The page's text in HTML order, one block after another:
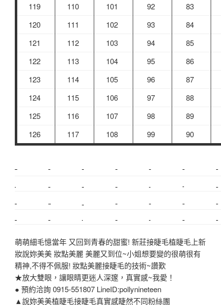
119
110 101 92
83
120
111 102 93
84
121
112 103 94
85
122
113 104 95
86
123
114 105 96
87
124
115 106 97
88
125
116 107 98
89
126
117 108 99 90
萌萌細毛憶當年 又回到青春的甜蜜! 新莊接睫毛植睫毛上新
妝說妳美美 妝點美麗 美麗又到位~小姐想要變的很萌很有
精神,不得不佩服! 妝點美麗接睫毛的技術~讚歎
★放大雙眼，讓眼睛更迷人深邃，真實感~我愛！
● 預約洽詢 0915-551807 LineID:pollynineteen
▲說妳美美植睫毛接睫毛真實感睫然不同粉絲團